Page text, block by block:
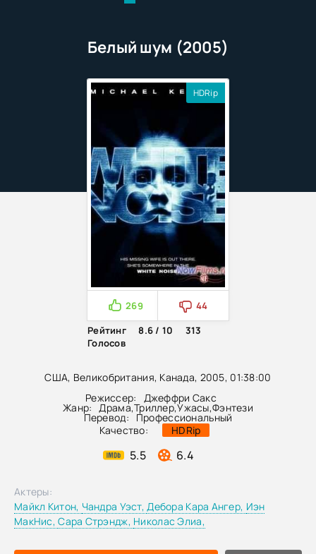
Белый шум (2005)
США, Великобритания, Канада, 2005, 01:38:00
Режиссер:
Джеффри Сакс
Жанр: Драма,Триллер,Ужасы,Фэнтези
Перевод:
Профессиональный
Качество:
HDRip
5.5 6.4
HDRip
269
44
Рейтинг
8.6 / 10
313
Голосов
Актеры:
Майкл Китон, Чандра Уэст,Дебора Кара Ангер, Иэн
МакНис,Сара Стрэндж, Николас Элиа,